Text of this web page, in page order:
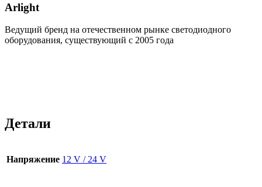
Arlight
Ведущий бренд на отечественном рынке светодиодного
оборудования, существующий с 2005 года
Детали
Напряжение 12 V / 24 V